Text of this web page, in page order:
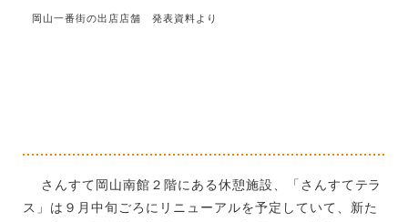
岡山一番街の出店店舗 発表資料より
さんすて岡山南館２階にある休憩施設、「さんすてテラ
ス」は９月中旬ごろにリニューアルを予定していて、新た